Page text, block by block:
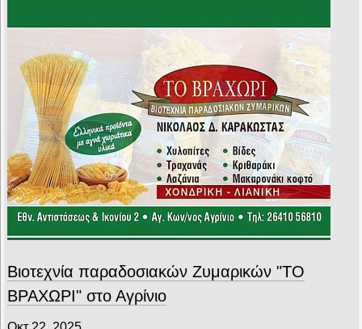
Βιοτεχνία παραδοσιακών Ζυμαρικών "ΤΟ
ΒΡΑΧΩΡΙ" στο Αγρίνιο